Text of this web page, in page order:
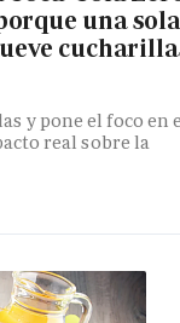
una
y pone el foco en
real sobre la